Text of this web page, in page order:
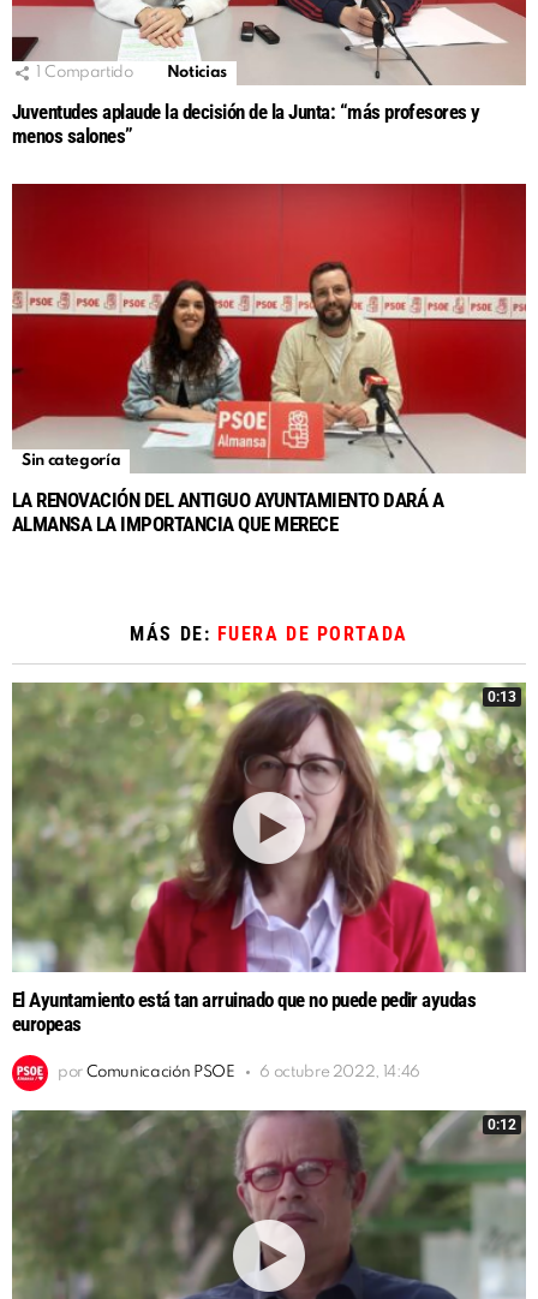
Compartido Noticias
Juventudes aplaude la decisión de la Junta: “más profesores y
menos salones”
Sin categoría
LA RENOVACIÓN DEL ANTIGUO AYUNTAMIENTO DARÁ A
ALMANSA LA IMPORTANCIA QUE MERECE
MÁS DE: FUERA DE PORTADA
0:13
El Ayuntamiento está tan arruinado que no puede pedir ayudas
europeas
por Comunicación PSOE 6 octubre 2022, 14:46
0:12